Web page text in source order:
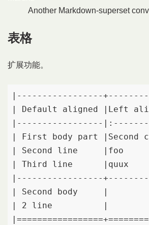
Another Markdown-superset
表格
扩展功能。
|-----------------
| Default aligned |Left
|-----------------
| First body part
| Second line     |foo
| Third line
|-----------------
| Second body     |
| 2 line          |